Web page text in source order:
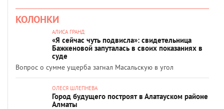
КОЛОНКИ
АЛИСА ГРАНД
«Я сейчас чуть подвисла»: свидетельница
Бажкеновой запуталась в своих показаниях в
суде
Вопрос о сумме ущерба загнал Масальскую в угол
ОЛЕСЯ ШЛЕПНЕВА
Город будущего построят в Алатауском районе
Алматы